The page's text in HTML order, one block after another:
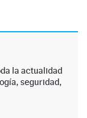
la actualidad
seguridad,